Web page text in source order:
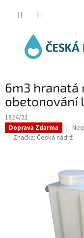
6m3 hranatá
obetonování
1824/21
Doprava Zdarma
z
5
Značka: Česká nádrž